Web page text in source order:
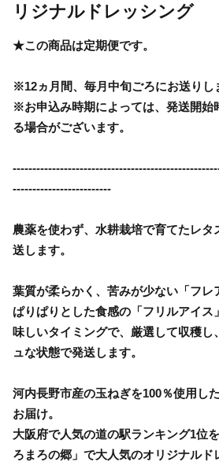
リジナルドレッシング
★この商品は定期便です。
※12ヵ月間、毎月中旬ごろにお送りし
※お申込み時期によっては、発送開始
る場合がございます。
-------------------------
農薬を使わず、水耕栽培で育てたレタ
送します。
葉質が柔らかく、苦みが少ない「フレ
ぱりぱりとした食感の「フリルアイス
味しいタイミングで、厳選して収穫し
ュな状態で発送します。
河内長野市産の玉ねぎを100％使用し
お届け。
大阪府で人気の道の駅ランキング1位
ろまろの郷」で大人気のオリジナルド